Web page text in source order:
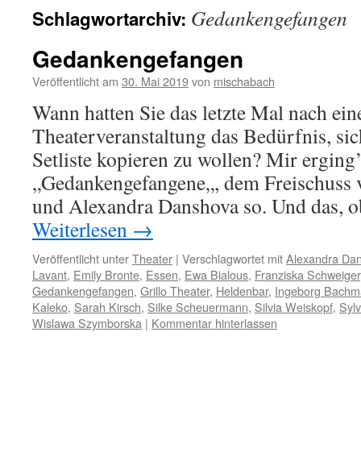
Schlagwortarchiv: Gedankengefangen
Gedankengefangen
Veröffentlicht am 30. Mai 2019von mischabach
Wann hatten Sie das letzte Mal nach
Theaterveranstaltung das Bedürfnis,
Setliste kopieren zu wollen? Mir
„Gedankengefangene„, dem
und Alexandra Danshova so. Und
Weiterlesen →
Veröffentlicht unterTheater | Verschlagwortet mitAlexandra
Lavant, Emily Bronte, Essen, Ewa Bialous, Franziska Schweiger
Gedankengefangen, Grillo Theater, Heldenbar, Ingeborg
Kaleko, Sarah Kirsch, Silke Scheuermann, Silvia Weiskopf,
Wislawa Szymborska | Kommentar hinterlassen